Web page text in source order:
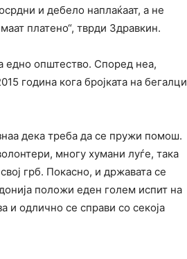
и дебело наплаќаат, а не
платено“, тврди Здравкин.
едно општество. Според неа,
година кога бројката на бегалци
дека треба да се пружи помош.
многу хумани луѓе, така
грб. Покасно, и државата се
положи еден голем испит на
и одлично се справи со секоја